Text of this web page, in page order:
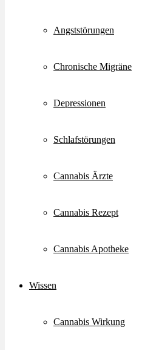
Angststörungen
Chronische Migräne
Depressionen
Schlafstörungen
Cannabis Ärzte
Cannabis Rezept
Cannabis Apotheke
Wissen
Cannabis Wirkung